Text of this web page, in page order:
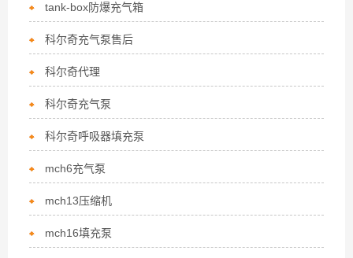
tank-box防爆充气箱
科尔奇充气泵售后
科尔奇代理
科尔奇充气泵
科尔奇呼吸器填充泵
mch6充气泵
mch13压缩机
mch16填充泵